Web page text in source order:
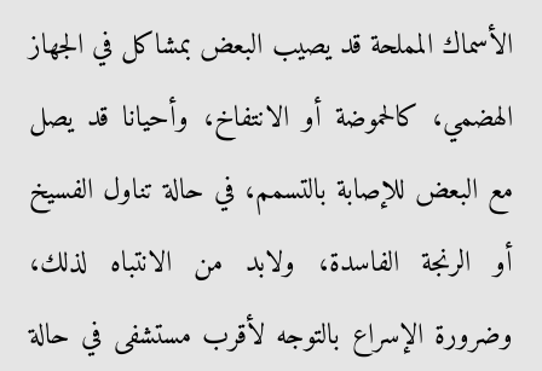
الأسماك المملحة قد يصيب البعض بمشاكل في الجهاز
الهضمي، كالحموضة أو الانتفاخ، وأحيانا قد يصل
مع البعض للإصابة بالتسمم، في حالة تناول الفسيخ
أو الرنجة الفاسدة، ولابد من الانتباه لذلك،
وضرورة الإسراع بالتوجه لأقرب مستشفى في حالة